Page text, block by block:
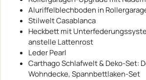
Aluriffelblechboden in
Stilwelt Casablanca
Heckbett mit
anstelle Lattenrost
Leder Pearl
Carthago Schlafwelt & Deko-Set:
Wohndecke, Spannbettlaken-Set